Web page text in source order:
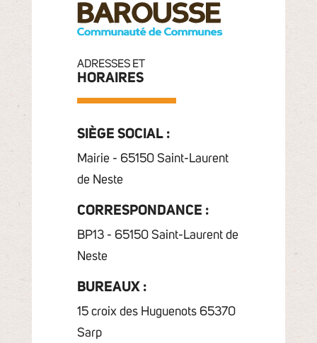
ADRESSES ET
HORAIRES
SIÈGE SOCIAL :
Mairie - 65150 Saint-Laurent
de Neste
CORRESPONDANCE :
BP13 - 65150 Saint-Laurent de
Neste
BUREAUX :
15 croix des Huguenots 65370
Sarp